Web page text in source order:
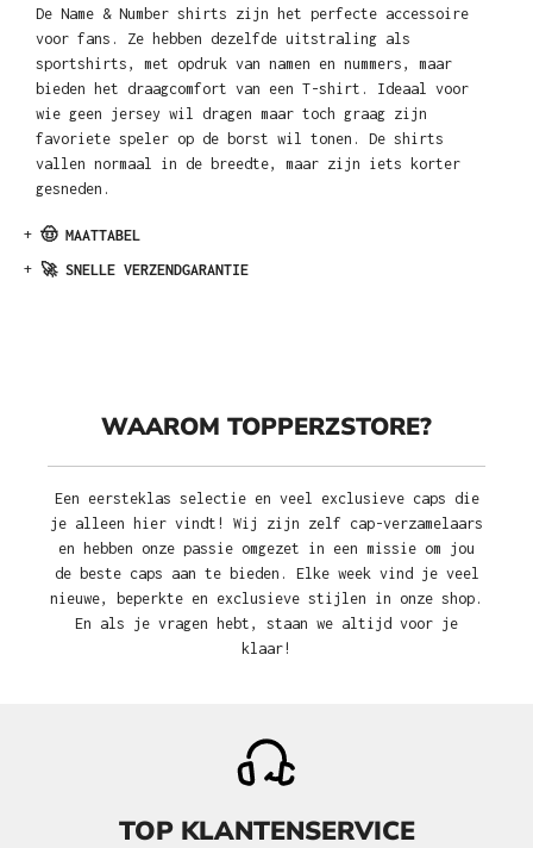
De Name & Number shirts zijn het perfecte accessoire
voor fans. Ze hebben dezelfde uitstraling als
sportshirts, met opdruk van namen en nummers, maar
bieden het draagcomfort van een T-shirt. Ideaal voor
wie geen jersey wil dragen maar toch graag zijn
favoriete speler op de borst wil tonen. De shirts
vallen normaal in de breedte, maar zijn iets korter
gesneden.
+ 🤠 MAATTABEL
+ 🚀 SNELLE VERZENDGARANTIE
WAAROM TOPPERZSTORE?
Een eersteklas selectie en veel exclusieve caps die
je alleen hier vindt! Wij zijn zelf cap-verzamelaars
en hebben onze passie omgezet in een missie om jou
de beste caps aan te bieden. Elke week vind je veel
nieuwe, beperkte en exclusieve stijlen in onze shop.
En als je vragen hebt, staan we altijd voor je
klaar!
TOP KLANTENSERVICE